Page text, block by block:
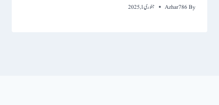
By
Azhar786 جنوری 1, 2025